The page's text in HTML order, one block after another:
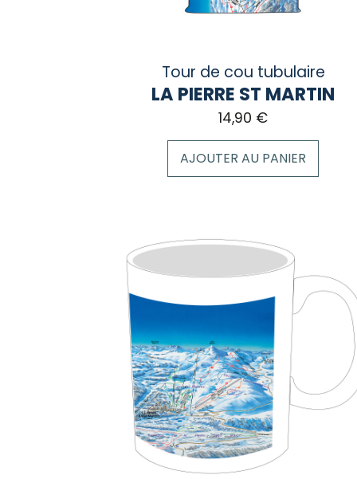
Tour de cou tubulaire
LA PIERRE ST MARTIN
14,90 €
AJOUTER AU PANIER